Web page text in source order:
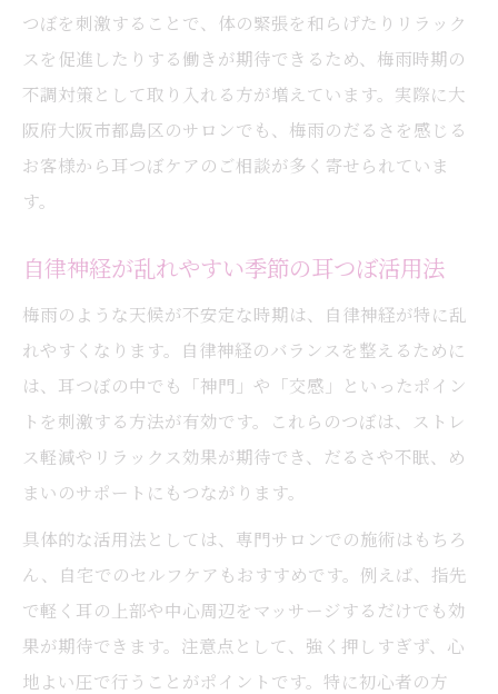
耳つぼ刺激で乱れやすい自律神経をサポート
自律神経に働きかける耳つぼ刺激の実践法
乱れやすい自律神経の整え方と耳つぼ効果
耳つぼケアが自律神経の安定に役立つ理由
耳つぼ刺激を続けることで得られる変化
梅雨時の眠気やめまいを耳つぼで緩和する方法
耳つぼ刺激が眠気やだるさを和らげる仕組
自律神経を整える耳つぼ刺激で快眠サポー
ト
耳つぼケアで頭が重い日の過ごし方を改善
梅雨時の不調緩和に耳つぼが注目される理
由
都島区で始める耳つぼセルフケアの実践ポイン
ト
都島区でできる耳つぼセルフケアの基本
つぼを刺激することで、体の緊張を和らげたりリラック
スを促進したりする働きが期待できるため、梅雨時期の
不調対策として取り入れる方が増えています。実際に大
阪府大阪市都島区のサロンでも、梅雨のだるさを感じる
お客様から耳つぼケアのご相談が多く寄せられていま
す。
自律神経が乱れやすい季節の耳つぼ活用法
梅雨のような天候が不安定な時期は、自律神経が特に乱
れやすくなります。自律神経のバランスを整えるために
は、耳つぼの中でも「神門」や「交感」といったポイン
トを刺激する方法が有効です。これらのつぼは、ストレ
ス軽減やリラックス効果が期待でき、だるさや不眠、め
まいのサポートにもつながります。
具体的な活用法としては、専門サロンでの施術はもちろ
ん、自宅でのセルフケアもおすすめです。例えば、指先
で軽く耳の上部や中心周辺をマッサージするだけでも効
果が期待できます。注意点として、強く押しすぎず、心
地よい圧で行うことがポイントです。特に初心者の方